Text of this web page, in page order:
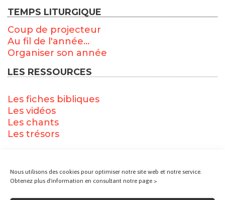
Nous utilisons des cookies pour optimiser notre site web et notre service.
Obtenez plus d'information en consultant notre page >
TEMPS LITURGIQUE
Coup de projecteur
Au fil de l'année...
Organiser son année
LES RESSOURCES
Les fiches bibliques
Les vidéos
Les chants
Les trésors
Accueil